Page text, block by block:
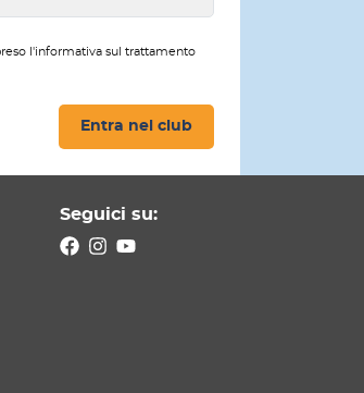
l'informativa sul trattamento
Entra nel club
Seguici su: